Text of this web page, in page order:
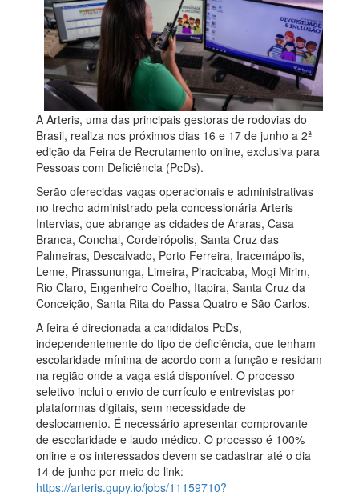
A Arteris, uma das principais gestoras de rodovias do
Brasil, realiza nos próximos dias 16 e 17 de junho a 2ª
edição da Feira de Recrutamento online, exclusiva para
Pessoas com Deficiência (PcDs).
Serão oferecidas vagas operacionais e administrativas
no trecho administrado pela concessionária Arteris
Intervias, que abrange as cidades de Araras, Casa
Branca, Conchal, Cordeirópolis, Santa Cruz das
Palmeiras, Descalvado, Porto Ferreira, Iracemápolis,
Leme, Pirassununga, Limeira, Piracicaba, Mogi Mirim,
Rio Claro, Engenheiro Coelho, Itapira, Santa Cruz da
Conceição, Santa Rita do Passa Quatro e São Carlos.
A feira é direcionada a candidatos PcDs,
independentemente do tipo de deficiência, que tenham
escolaridade mínima de acordo com a função e residam
na região onde a vaga está disponível. O processo
seletivo inclui o envio de currículo e entrevistas por
plataformas digitais, sem necessidade de
deslocamento. É necessário apresentar comprovante
de escolaridade e laudo médico. O processo é 100%
online e os interessados devem se cadastrar até o dia
14 de junho por meio do link:
https://arteris.gupy.io/jobs/11159710?